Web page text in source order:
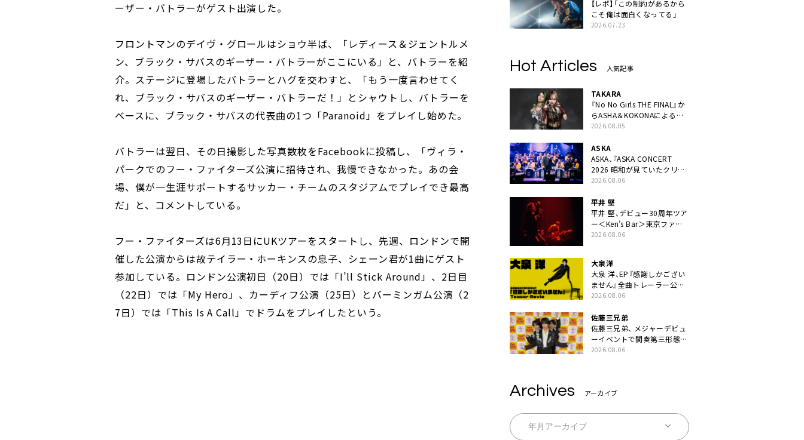
ーザー・バトラーがゲスト出演した。
フロントマンのデイヴ・グロールはショウ半ば、「レディース＆ジェントルメ
ン、ブラック・サバスのギーザー・バトラーがここにいる」と、バトラーを紹
介。ステージに登場したバトラーとハグを交わすと、「もう一度言わせてく
れ、ブラック・サバスのギーザー・バトラーだ！」とシャウトし、バトラーを
ベースに、ブラック・サバスの代表曲の1つ「Paranoid」をプレイし始めた。
バトラーは翌日、その日撮影した写真数枚をFacebookに投稿し、「ヴィラ・
パークでのフー・ファイターズ公演に招待され、我慢できなかった。あの会
場、僕が一生涯サポートするサッカー・チームのスタジアムでプレイでき最高
だ」と、コメントしている。
フー・ファイターズは6月13日にUKツアーをスタートし、先週、ロンドンで開
催した公演からは故テイラー・ホーキンスの息子、シェーン君が1曲にゲスト
参加している。ロンドン公演初日（20日）では「I’ll Stick Around」、2日目
（22日）では「My Hero」、カーディフ公演（25日）とバーミンガム公演（2
7日）では「This Is A Call」でドラムをプレイしたという。
【レポ】「この制約があるから
こそ俺は面白くなってる」
2026.07.23
Hot Articles 人気記事
TAKARA
『No No Girls THE FINAL』か
らASHA＆KOKONAによるユ
ニット・TAKARAがデビュー
2026.08.05
ASKA
ASKA、『ASKA CONCERT
2026 昭和が見ていたクリス
マス!? 』発売＆上映決定
2026.08.06
平井 堅
平井 堅、デビュー30周年ツア
ー＜Ken’s Bar＞東京ファイ
ナル公演の映像商品化決定。
2026.08.06
大泉洋
大泉 洋、EP『感謝しかござい
ません』全曲トレーラー公
開。幾田りら書き下ろし曲や
による提供曲のレコーディン
グ映像の一部解禁も
2026.08.06
佐藤三兄弟
佐藤三兄弟、 メジャーデビュ
ーイベントで間奏第三形態ダ
ンスを披露
2026.08.06
Archives アーカイブ